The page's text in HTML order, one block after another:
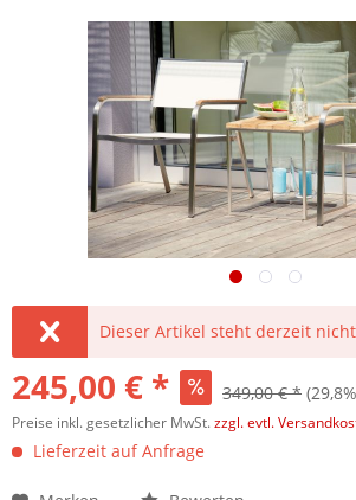
Dieser Artikel steht derzeit
245,00 € * 349,00 € *
Preise inkl. gesetzlicher MwSt.zzgl. evtl.
Lieferzeit auf Anfrage